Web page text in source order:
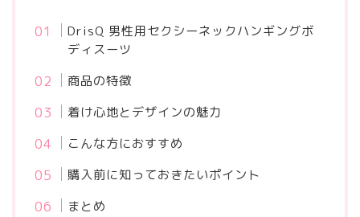
DrisQ 男性用セクシーネックハンギングボ
ディスーツ
商品の特徴
着け心地とデザインの魅力
こんな方におすすめ
購入前に知っておきたいポイント
まとめ